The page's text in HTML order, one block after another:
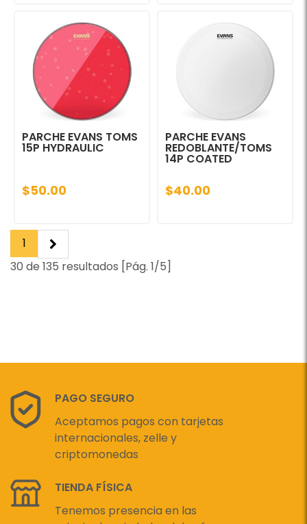
PARCHE EVANS TOMS
15P HYDRAULIC
$50.00
PARCHE EVANS
REDOBLANTE/TOMS
14P COATED
$40.00
1
30 de 135 resultados [Pág. 1/5]
PAGO SEGURO
Aceptamos pagos con tarjetas
internacionales, zelle y
criptomonedas
TIENDA FÍSICA
Tenemos presencia en las